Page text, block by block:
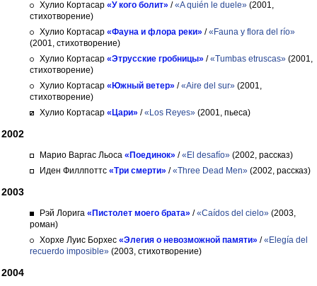
Хулио Кортасар «У кого болит» /«A quién le duele» (2001,
стихотворение)
Хулио Кортасар «Фауна и флора реки» /«Fauna y flora del río»
(2001, стихотворение)
Хулио Кортасар «Этрусские гробницы» /«Tumbas etruscas» (2001,
стихотворение)
Хулио Кортасар «Южный ветер» /«Aire del sur» (2001,
стихотворение)
Хулио Кортасар «Цари» /«Los Reyes» (2001, пьеса)
2002
Марио Варгас Льоса «Поединок» /«El desafío» (2002, рассказ)
Иден Филлпоттс «Три смерти» /«Three Dead Men» (2002, рассказ)
2003
Рэй Лорига «Пистолет моего брата» /«Caídos del cielo» (2003,
роман)
Хорхе Луис Борхес «Элегия о невозможной памяти» /«Elegía del
recuerdo imposible» (2003, стихотворение)
2004